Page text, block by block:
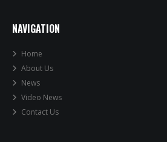
NAVIGATION
Home
About Us
News
Video News
Contact Us